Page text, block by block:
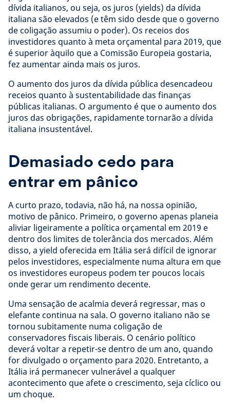
dívida italianos, ou seja, os juros (yields) da dívida
italiana são elevados (e têm sido desde que o governo
de coligação assumiu o poder). Os receios dos
investidores quanto à meta orçamental para 2019, que
é superior àquilo que a Comissão Europeia gostaria,
fez aumentar ainda mais os juros.
O aumento dos juros da dívida pública desencadeou
receios quanto à sustentabilidade das finanças
públicas italianas. O argumento é que o aumento dos
juros das obrigações, rapidamente tornarão a dívida
italiana insustentável.
Demasiado cedo para
entrar em pânico
A curto prazo, todavia, não há, na nossa opinião,
motivo de pânico. Primeiro, o governo apenas planeia
aliviar ligeiramente a política orçamental em 2019 e
dentro dos limites de tolerância dos mercados. Além
disso, a yield oferecida em Itália será difícil de ignorar
pelos investidores, especialmente numa altura em que
os investidores europeus podem ter poucos locais
onde gerar um rendimento decente.
Uma sensação de acalmia deverá regressar, mas o
elefante continua na sala. O governo italiano não se
tornou subitamente numa coligação de
conservadores fiscais liberais. O cenário político
deverá voltar a repetir-se dentro de um ano, quando
for divulgado o orçamento para 2020. Entretanto, a
Itália irá permanecer vulnerável a qualquer
acontecimento que afete o crescimento, seja cíclico ou
um choque.